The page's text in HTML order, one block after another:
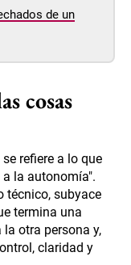
de un
cosas
refiere a lo que
la autonomía".
técnico, subyace
termina una
la otra persona y,
claridad y